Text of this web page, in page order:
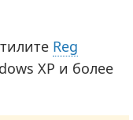
Reg
XP и более